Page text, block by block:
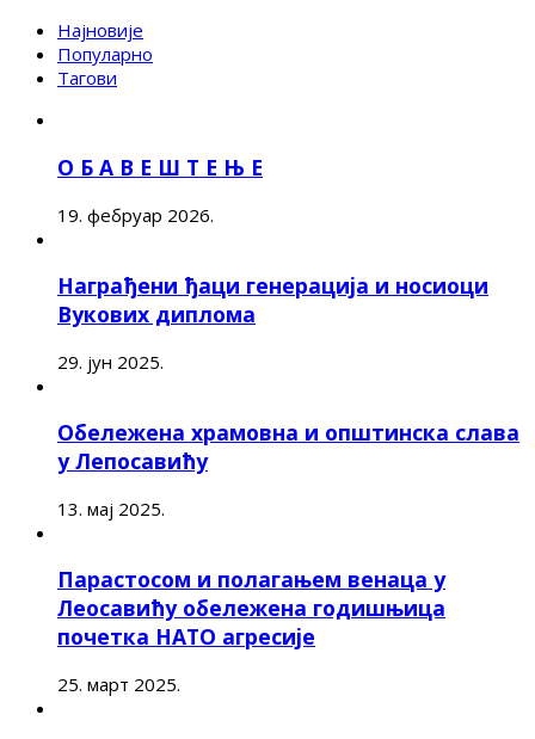
Најновије
Популарно
Тагови
О Б А В Е Ш Т Е Њ Е
19. фебруар 2026.
Награђени ђаци генерација и носиоци
Вукових диплома
29. јун 2025.
Обележена храмовна и општинска слава
у Лепосавићу
13. мај 2025.
Парастосом и полагањем венаца у
Леосавићу обележена годишњица
почетка НАТО агресије
25. март 2025.